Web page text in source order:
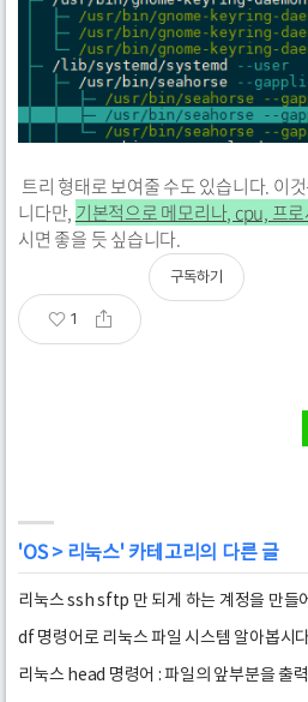
트리 형태로 보여줄 수도 있습니다. 이
니다만, 기본적으로 메모리나, cpu, 프
시면 좋을 듯 싶습니다.
1
구독하기
'OS> 리눅스' 카테고리의 다른 글
리눅스 ssh sftp 만 되게 하는 계정을 만들
df 명령어로 리눅스 파일 시스템 알아봅시
리눅스 head 명령어 : 파일의 앞부분을 출